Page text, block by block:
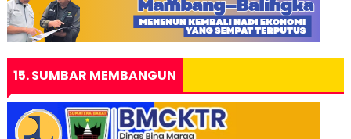
15. SUMBAR MEMBANGUN